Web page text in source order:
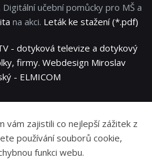
. Digitální učební pomůcky pro MŠ a
na akci. Leták ke stažení (*.pdf)
- dotyková televize a dotykový
firmy. Webdesign Miroslav
- ELMICOM
vám zajistili co nejlepší zážitek z
používání souborů cookie,
funkci webu.